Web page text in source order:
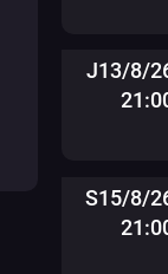
J13/8/
S15/8/